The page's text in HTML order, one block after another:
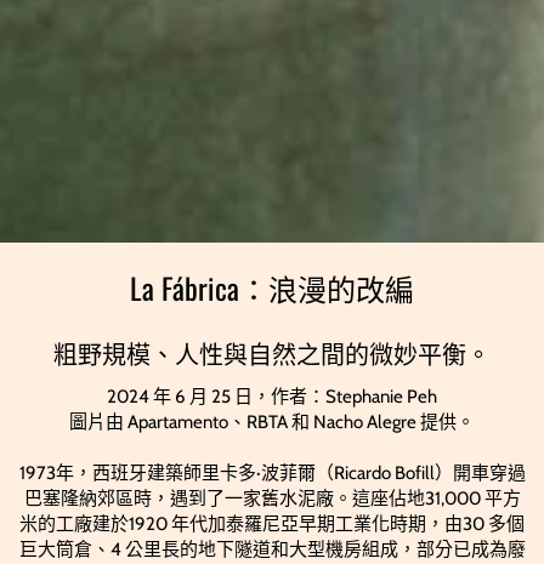
La Fábrica：浪漫的改編
粗野規模、人性與自然之間的微妙平衡。
2024 年 6 月 25 日，作者：Stephanie Peh
圖片由 Apartamento、RBTA 和 Nacho Alegre 提供。
1973年，西班牙建築師里卡多·波菲爾（Ricardo Bofill）開車穿過
巴塞隆納郊區時，遇到了一家舊水泥廠。這座佔地31,000 平方
米的工廠建於1920 年代加泰羅尼亞早期工業化時期，由30 多個
巨大筒倉、4 公里長的地下隧道和大型機房組成，部分已成為廢